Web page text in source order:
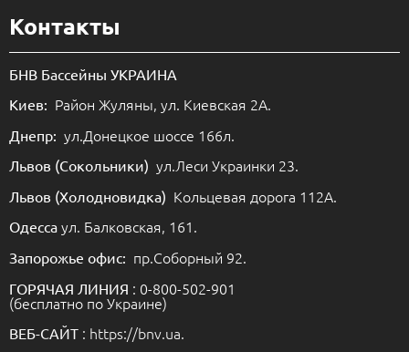
Запорожье офис:
ГОРЯЧАЯ ЛИНИЯ: 0-800-502-901
(бесплатно по Украине)
ВЕБ-САЙТ: https://bnv.ua.
Написать письмо: info@bnv.ua
Продукция
Композитные бассейны
Серия ECOPOOL
Серия STANDARD
Серия COMFORT
Серия PREMIUM